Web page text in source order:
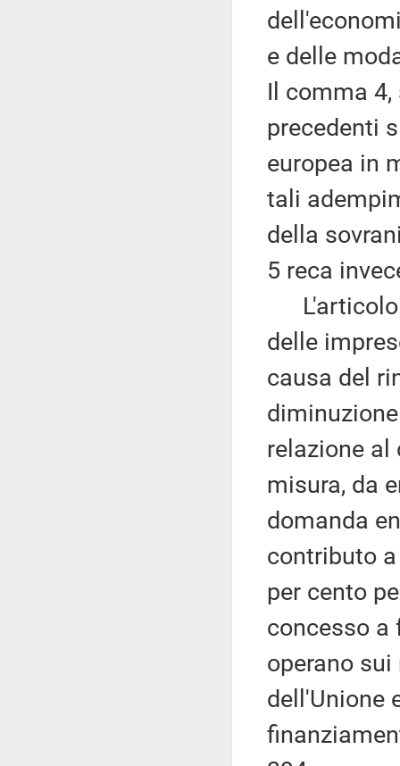
e delle
Il comma
precedenti
europea in
tali
della
5 reca
L'articolo
delle
causa del
relazione al
misura, da
domanda
contributo
per cento
concesso a
operano
dell'Unione